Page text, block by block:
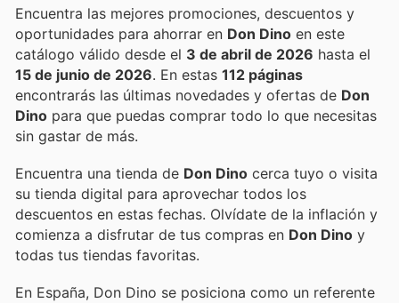
Encuentra las mejores promociones, descuentos y
oportunidades para ahorrar en Don Dino en este
catálogo válido desde el 3 de abril de 2026 hasta el
15 de junio de 2026 . En estas 112 páginas
encontrarás las últimas novedades y ofertas de Don
Dino para que puedas comprar todo lo que necesitas
sin gastar de más.
Encuentra una tienda de Don Dino cerca tuyo o visita
su tienda digital para aprovechar todos los
descuentos en estas fechas. Olvídate de la inflación y
comienza a disfrutar de tus compras en Don Dino y
todas tus tiendas favoritas.
En España, Don Dino se posiciona como un referente